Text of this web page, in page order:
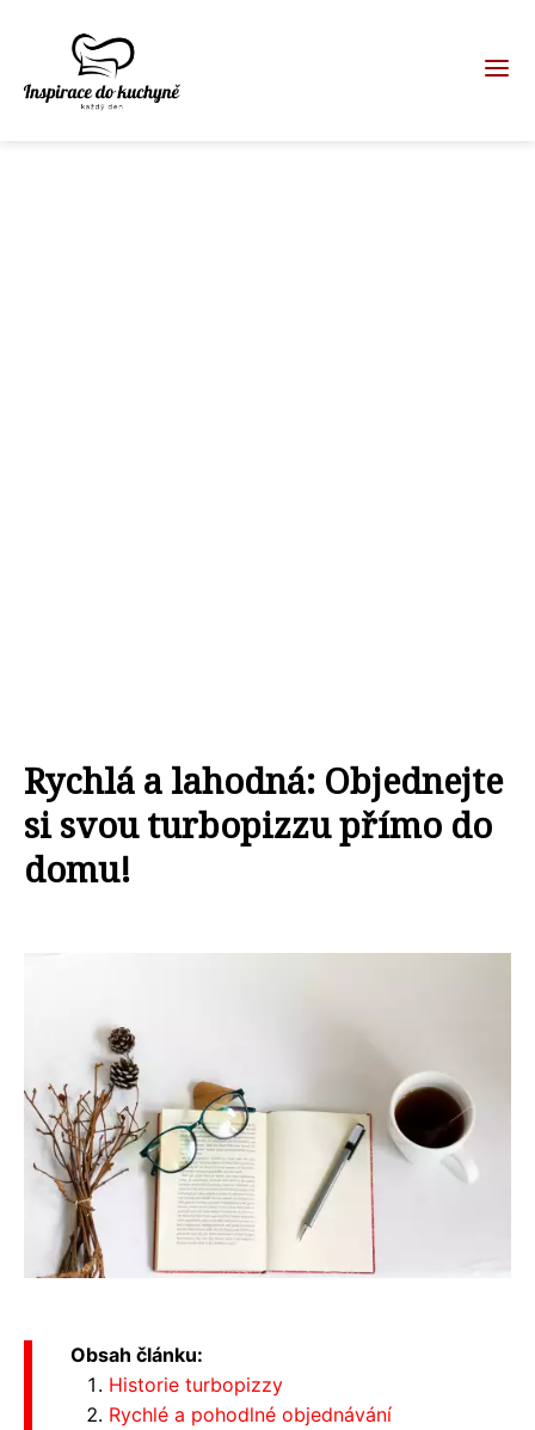
Rychlá a lahodná: Objednejte
si svou turbopizzu přímo do
domu!
Obsah článku:
Historie turbopizzy
Rychlé a pohodlné objednávání